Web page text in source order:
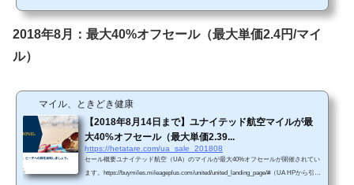
ス（単価2.3円/マイル）・30,000～44,000マイル購入で85％のボーナス（単価2.2円/マ
イル）・45,000～75,000マイル購入で100%のボーナス（単価2.0円/マイル） 販売期
2018年8月：最大40%オフセール（最大単価2.4円/マイ
ル）
マイル、ときどき健康
【2018年8月14日まで】ユナイテッド航空マイルが最
大40%オフセール（最大単価2.39...
https://hetatare.com/ua_sale_201808
セール概要ユナイテッド航空（UA）のマイルが最大40%オフセールが開催されてい
ます。https://buymiles.mileageplus.com/united/united_landing_page/#（UA HPから引